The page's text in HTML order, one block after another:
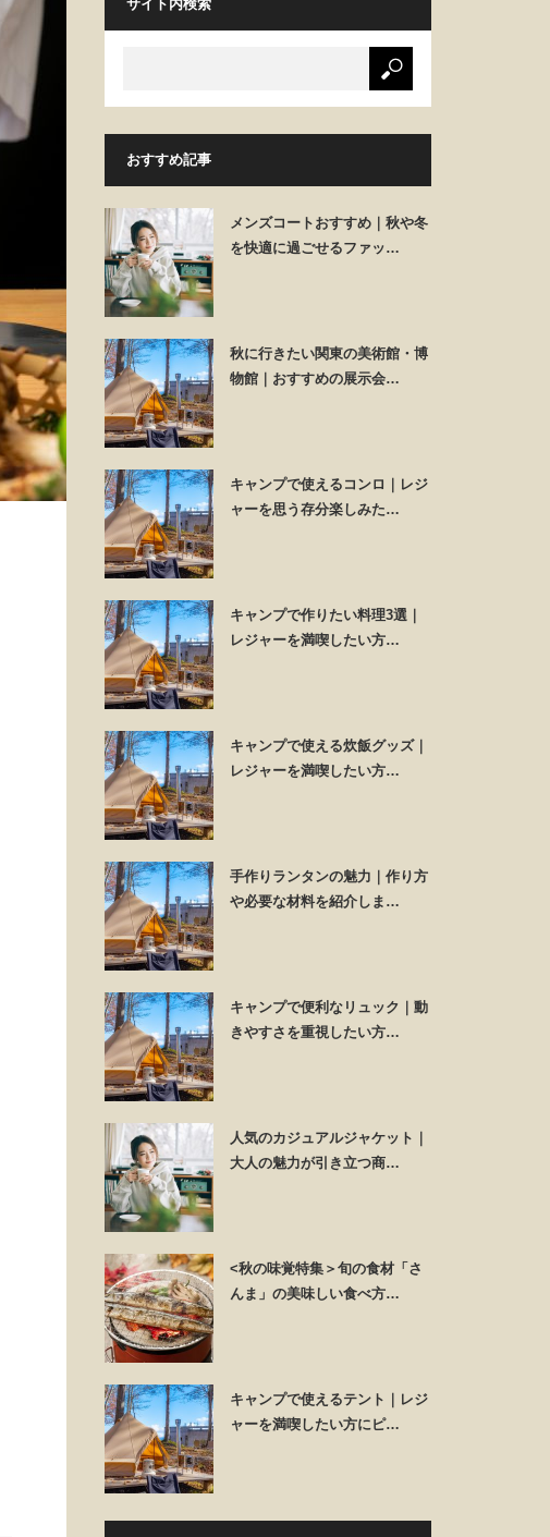
サイト内検索
おすすめ記事
メンズコートおすすめ｜秋や冬
を快適に過ごせるファッ…
秋に行きたい関東の美術館・博
物館｜おすすめの展示会…
キャンプで使えるコンロ｜レジ
ャーを思う存分楽しみた…
キャンプで作りたい料理3選｜
レジャーを満喫したい方…
キャンプで使える炊飯グッズ｜
レジャーを満喫したい方…
手作りランタンの魅力｜作り方
や必要な材料を紹介しま…
キャンプで便利なリュック｜動
きやすさを重視したい方…
人気のカジュアルジャケット｜
大人の魅力が引き立つ商…
<秋の味覚特集＞旬の食材「さ
んま」の美味しい食べ方…
キャンプで使えるテント｜レジ
ャーを満喫したい方にピ…